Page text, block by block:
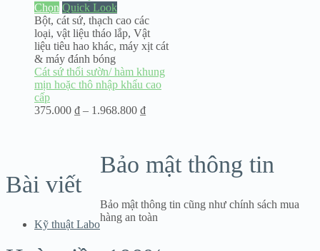
Chọn Quick Look
Bột, cát sứ, thạch cao các
loại, vật liệu tháo lắp, Vật
liệu tiêu hao khác, máy xịt cát
& máy đánh bóng
Cát sứ thổi sườn/ hàm khung
mịn hoặc thô nhập khẩu cao
cấp
375.000 ₫ – 1.968.800 ₫Khoảng
đến
1.968.800 ₫
Bài viết
Kỹ thuật Labo
Bảo mật thông tin
Bảo mật thông tin cũng như chính sách mua
hàng an toàn